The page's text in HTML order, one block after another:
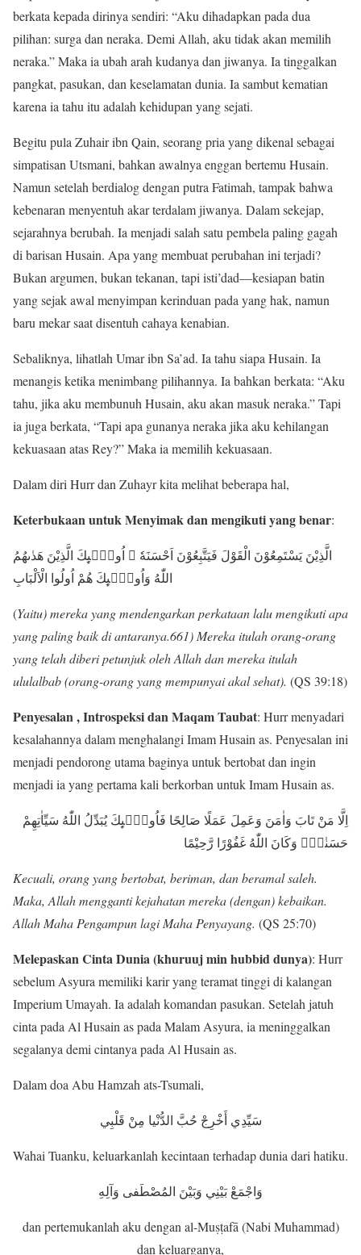
berkata kepada dirinya sendiri: “Aku dihadapkan pada dua
pilihan: surga dan neraka. Demi Allah, aku tidak akan memilih
neraka.” Maka ia ubah arah kudanya dan jiwanya. Ia tinggalkan
pangkat, pasukan, dan keselamatan dunia. Ia sambut kematian
karena ia tahu itu adalah kehidupan yang sejati.
Begitu pula Zuhair ibn Qain, seorang pria yang dikenal sebagai
simpatisan Utsmani, bahkan awalnya enggan bertemu Husain.
Namun setelah berdialog dengan putra Fatimah, tampak bahwa
kebenaran menyentuh akar terdalam jiwanya. Dalam sekejap,
sejarahnya berubah. Ia menjadi salah satu pembela paling gagah
di barisan Husain. Apa yang membuat perubahan ini terjadi?
Bukan argumen, bukan tekanan, tapi isti’dad—kesiapan batin
yang sejak awal menyimpan kerinduan pada yang hak, namun
baru mekar saat disentuh cahaya kenabian.
Sebaliknya, lihatlah Umar ibn Sa’ad. Ia tahu siapa Husain. Ia
menangis ketika menimbang pilihannya. Ia bahkan berkata: “Aku
tahu, jika aku membunuh Husain, aku akan masuk neraka.” Tapi
ia juga berkata, “Tapi apa gunanya neraka jika aku kehilangan
kekuasaan atas Rey?” Maka ia memilih kekuasaan.
Dalam diri Hurr dan Zuhayr kita melihat beberapa hal,
Keterbukaan untuk Menyimak dan mengikuti yang benar:
الَّذِيْنَ يَسْتَمِعُوْنَ الْقَوْلَ فَيَتَّبِعُوْنَ اَحْسَنَهٗ ۗ اُولٰۤىِٕكَ الَّذِيْنَ هَدٰىهُمُ
اللّٰهُ وَاُولٰۤىِٕكَ هُمْ اُولُوا الْاَلْبَابِ
(Yaitu) mereka yang mendengarkan perkataan lalu mengikuti apa
yang paling baik di antaranya.661) Mereka itulah orang-orang
yang telah diberi petunjuk oleh Allah dan mereka itulah
ululalbab (orang-orang yang mempunyai akal sehat). (QS 39:18)
Penyesalan , Introspeksi dan Maqam Taubat: Hurr menyadari
kesalahannya dalam menghalangi Imam Husain as. Penyesalan ini
menjadi pendorong utama baginya untuk bertobat dan ingin
menjadi ia yang pertama kali berkorban untuk Imam Husain as.
اِلَّا مَنْ تَابَ وَاٰمَنَ وَعَمِلَ عَمَلًا صَالِحًا فَاُولٰۤىِٕكَ يُبَدِّلُ اللّٰهُ سَيِّاٰتِهِمْ
حَسَنٰتٍۗ وَكَانَ اللّٰهُ غَفُوْرًا رَّحِيْمًا
Kecuali, orang yang bertobat, beriman, dan beramal saleh.
Maka, Allah mengganti kejahatan mereka (dengan) kebaikan.
Allah Maha Pengampun lagi Maha Penyayang. (QS 25:70)
Melepaskan Cinta Dunia (khuruuj min hubbid dunya): Hurr
sebelum Asyura memiliki karir yang teramat tinggi di kalangan
Imperium Umayah. Ia adalah komandan pasukan. Setelah jatuh
cinta pada Al Husain as pada Malam Asyura, ia meninggalkan
segalanya demi cintanya pada Al Husain as.
Dalam doa Abu Hamzah ats-Tsumali,
سَيِّدِي أَخْرِجْ حُبَّ الدُّنْيا مِنْ قَلْبِي
Wahai Tuanku, keluarkanlah kecintaan terhadap dunia dari hatiku.
وَاجْمَعْ بَيْنِي وَبَيْنَ المُصْطَفى وَآلِهِ
dan pertemukanlah aku dengan al-Muṣṭafā (Nabi Muhammad)
dan keluarganya,